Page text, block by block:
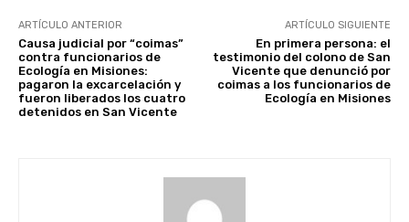
ARTÍCULO ANTERIOR
Causa judicial por “coimas”
contra funcionarios de
Ecología en Misiones:
pagaron la excarcelación y
fueron liberados los cuatro
detenidos en San Vicente
ARTÍCULO SIGUIENTE
En primera persona: el
testimonio del colono de San
Vicente que denunció por
coimas a los funcionarios de
Ecología en Misiones